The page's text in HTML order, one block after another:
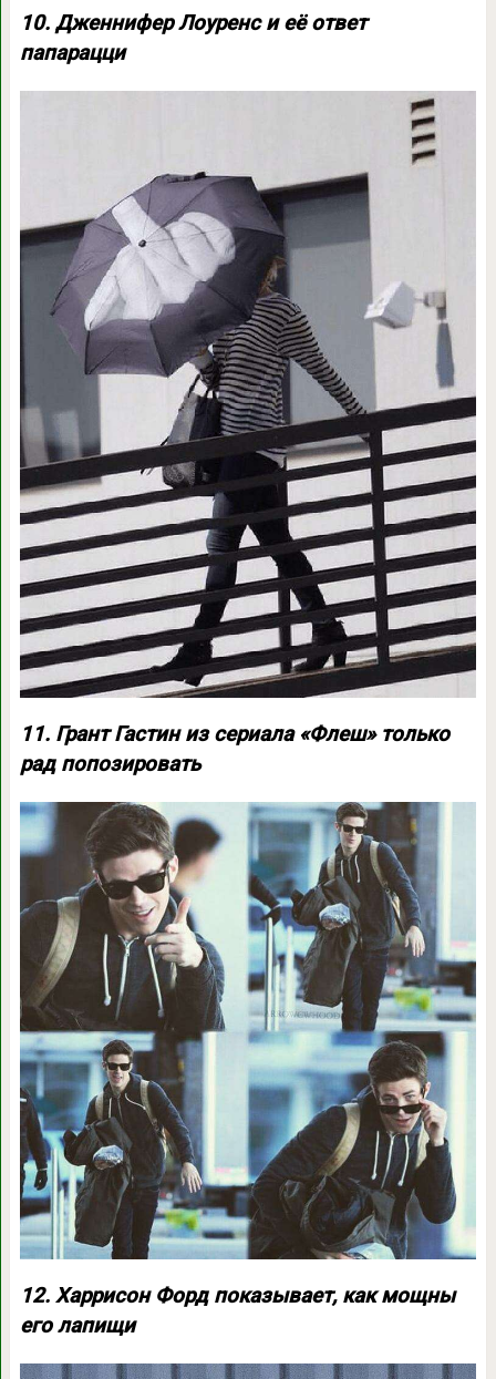
10. Дженнифер Лоуренс и её ответ
папарацци
11. Грант Гастин из сериала «Флеш» только
рад попозировать
12. Харрисон Форд показывает, как мощны
его лапищи